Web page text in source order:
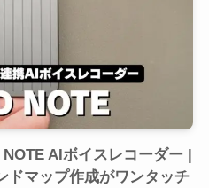
AIボイスレコーダー |
ドマップ作成がワンタッチ